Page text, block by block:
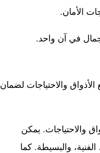
الأمان.
في آن واحد.
والاحتياجات لضمان
والاحتياجات. يمكن
الفنية، والبسيطة. كما